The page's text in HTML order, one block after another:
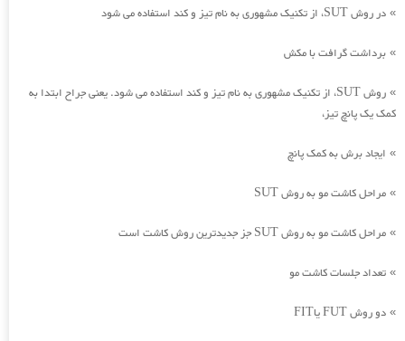
» در روش SUT، از تکنیک مشهوری به نام تیز و کند استفاده می شود
» برداشت گرافت با مکش
»
روش SUT، از تکنیک مشهوری به نام تیز و کند استفاده می شود. یعنی جراح ابتدا به
کمک یک پانچ تیز،
» ایجاد برش به کمک پانچ
» مراحل کاشت مو به روش SUT
» مراحل کاشت مو به روش SUT جز جدیدترین روش کاشت است
» تعداد جلسات کاشت مو
» دو روش FUT یاFIT